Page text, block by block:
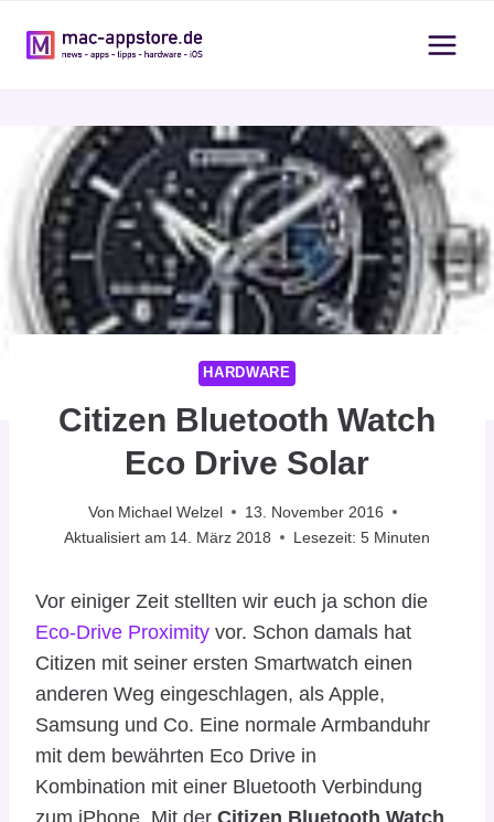
Inhalt
HARDWARE
Citizen Bluetooth Watch
Eco Drive Solar
Von Michael Welzel
13. November 2016
Aktualisiert am 14. März 2018 Lesezeit: 5 Minuten
Vor einiger Zeit stellten wir euch ja schon die
Eco-Drive Proximity vor. Schon damals hat
Citizen mit seiner ersten Smartwatch einen
anderen Weg eingeschlagen, als Apple,
Samsung und Co. Eine normale Armbanduhr
mit dem bewährten Eco Drive in
Kombination mit einer Bluetooth Verbindung
zum iPhone. Mit der Citizen Bluetooth Watch